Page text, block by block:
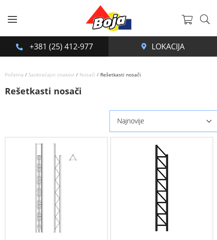
+381 (25) 412-977
Korpa
Početna Saobraćajni znakovi Nosači Rešetkasti nosači
Rešetkasti nosači
Set
Direction